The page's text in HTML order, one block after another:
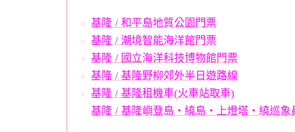
基隆 / 和平島地質公園門票
基隆 / 潮境智能海洋館門票
基隆 / 國立海洋科技博物館門票
基隆 / 基隆野柳郊外半日遊路線
基隆 / 基隆租機車(火車站取車)
基隆 / 基隆嶼登島・繞島・上燈塔・繞巡象